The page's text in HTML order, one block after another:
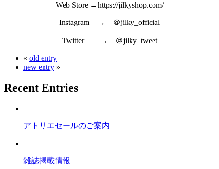
Web Store →https://jilkyshop.com/
Instagram → ＠jilky_official
Twitter → ＠jilky_tweet
« old entry
new entry »
Recent Entries
アトリエセールのご案内
雑誌掲載情報